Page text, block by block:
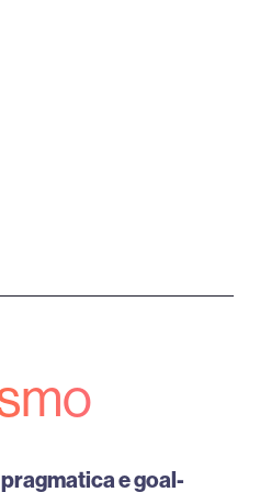
pragmatica e goal-